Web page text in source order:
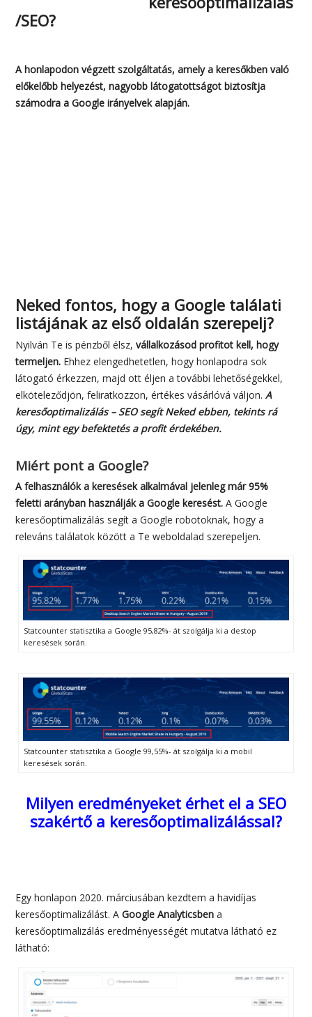
A honlapodon végzett
szolgáltatás, amely a
keresőkben való előkelőbb
Neked fontos, hogy a Google találati
listájának az első oldalán szerepelj?
Nyilván Te is pénzből élsz,vállalkozásod profitot kell, hogy
termeljen.Ehhez elengedhetetlen, hogy honlapodra sok
elköteleződjön, feliratkozzon, értékes vásárlóvá váljon.
úgy, mint egy befektetés a profit érdekében.
Miért pont a Google?
feletti arányban használják a Google keresést.A Google
keresőoptimalizálás segít a Google robotoknak, hogy a
releváns találatok között a Te weboldalad szerepeljen.
Statcounter statisztika a Google 95,82%- át szolgálja ki a destop
keresések során.
Statcounter statisztika a Google 99,55%- át szolgálja ki a mobil
keresések során.
szakértő a keresőoptimalizálással?
keresőoptimalizálást. AGoogle Analyticsben
keresőoptimalizálás eredményességét mutatva látható ez